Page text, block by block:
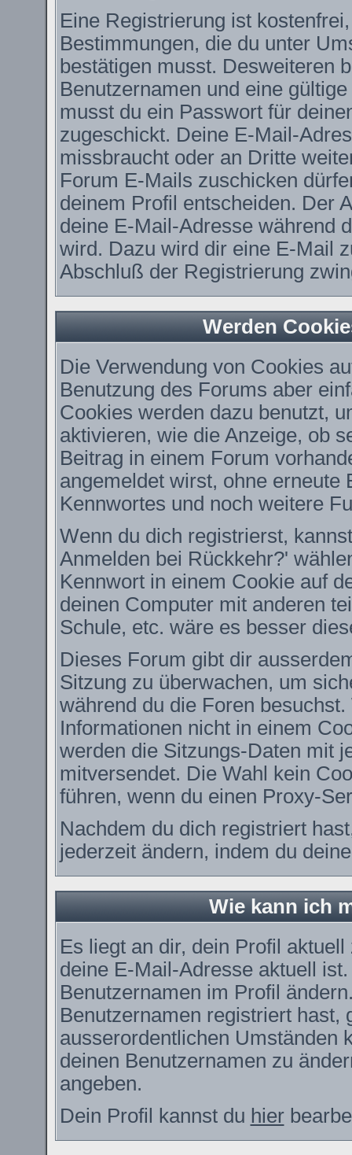
Eine Registrierung ist
Bestimmungen, die du unter
bestätigen musst. Desweiteren
Benutzernamen und eine
musst du ein Passwort für
zugeschickt. Deine E-Mail-
missbraucht oder an Dritte
Forum E-Mails zuschicken
deinem Profil entscheiden. Der
deine E-Mail-Adresse während
wird. Dazu wird dir eine E-Mail
Abschluß der Registrierung
Werden
Die Verwendung von Cookies
Benutzung des Forums aber
Cookies werden dazu benutzt,
aktivieren, wie die Anzeige, ob
Beitrag in einem Forum
angemeldet wirst, ohne erneute
Kennwortes und noch weitere
Wenn du dich registrierst,
Anmelden bei Rückkehr?'
Kennwort in einem Cookie auf
deinen Computer mit anderen
Schule, etc. wäre es besser
Dieses Forum gibt dir
Sitzung zu überwachen, um
während du die Foren
Informationen nicht in einem
werden die Sitzungs-Daten mit
mitversendet. Die Wahl kein
führen, wenn du einen Proxy-
Nachdem du dich registriert
jederzeit ändern, indem du
Wie kann ich
Es liegt an dir, dein Profil
deine E-Mail-Adresse aktuell
Benutzernamen im Profil
Benutzernamen registriert hast,
ausserordentlichen Umständen
deinen Benutzernamen zu
angeben.
Dein Profil kannst du hier